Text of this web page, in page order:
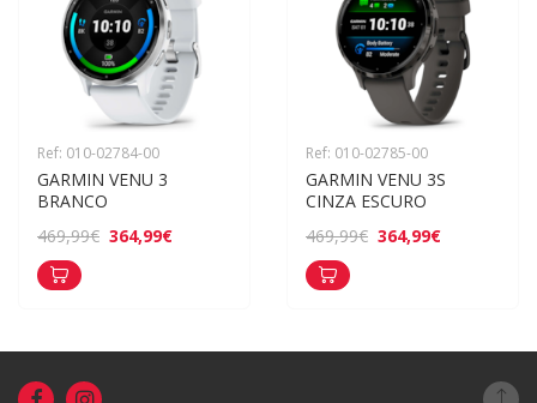
Ref: 010-02784-00
GARMIN VENU 3
BRANCO
469,99€ 364,99€
Ref: 010-02785-00
GARMIN VENU 3S
CINZA ESCURO
469,99€ 364,99€